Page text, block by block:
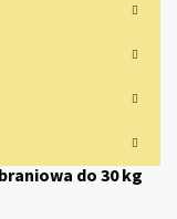
do 30 kg